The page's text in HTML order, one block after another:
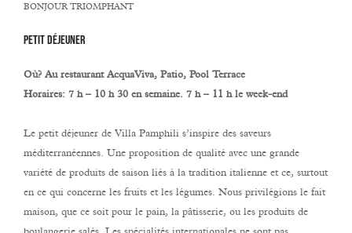
BONJOUR TRIOMPHANT
Petit déjeuner
Où? Au restaurant AcquaViva, Patio, Pool Terrace
Horaires: 7 h – 10 h 30 en semaine. 7 h – 11 h le week-end
Le petit déjeuner de Villa Pamphili s’inspire des saveurs
méditerranéennes. Une proposition de qualité avec une grande
variété de produits de saison liés à la tradition italienne et ce, surtout
en ce qui concerne les fruits et les légumes. Nous privilégions le fait
maison, que ce soit pour le pain, la pâtisserie, ou les produits de